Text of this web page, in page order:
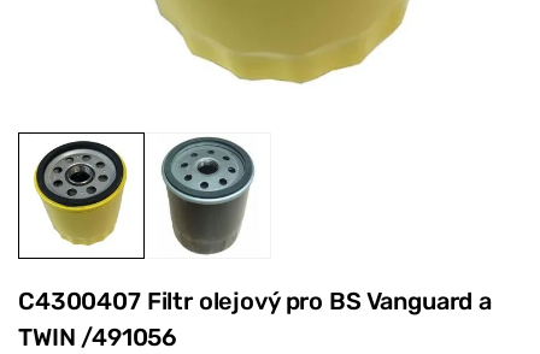
C4300407 Filtr olejový pro BS Vanguard a
TWIN /491056